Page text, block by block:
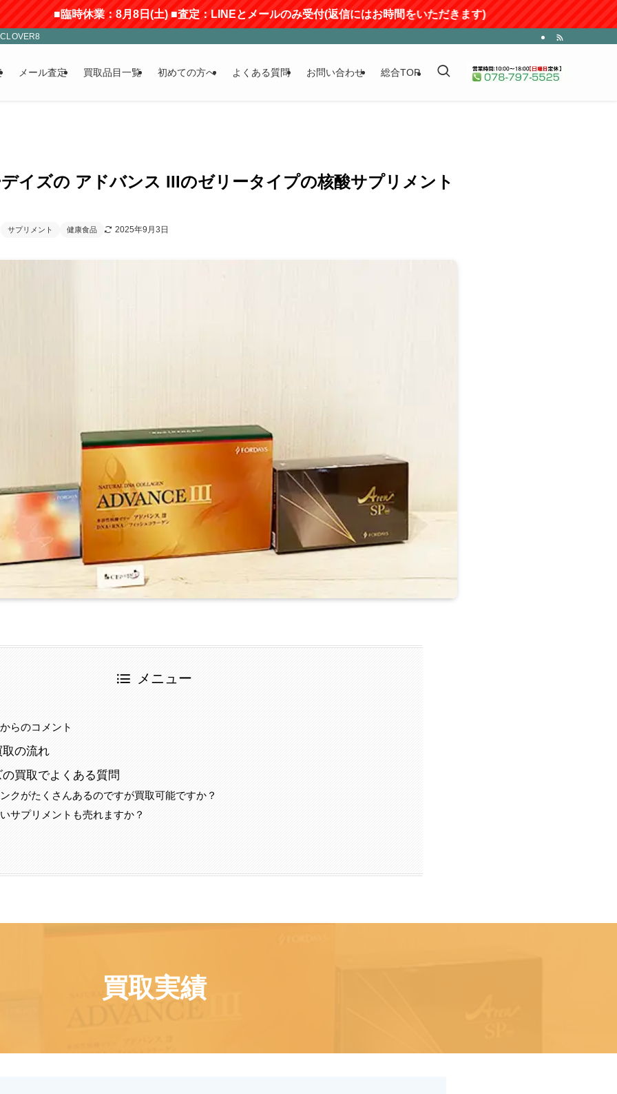
業：8月8日(土) ■査定：LINEとメールのみ受付(返信にはお時間をいただきます)
メール査定 買取品目一覧 初めての方へ よくある質問 お問い合わせ 総合TOP
イズの アドバンス IIIのゼリータイプの核酸サプリメント
サプリメント 健康食品 2025年9月3日
メニュー
らのコメント
の流れ
買取でよくある質問
クがたくさんあるのですが買取可能ですか？
サプリメントも売れますか？
買取実績